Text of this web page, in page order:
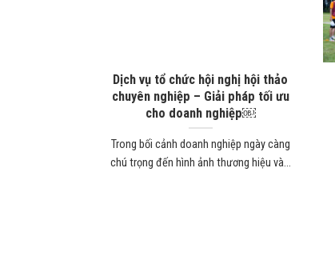
Dịch vụ tổ chức hội nghị hội thảo
chuyên nghiệp – Giải pháp tối ưu
cho doanh nghiệp￼
Trong bối cảnh doanh nghiệp ngày càng
chú trọng đến hình ảnh thương hiệu và...